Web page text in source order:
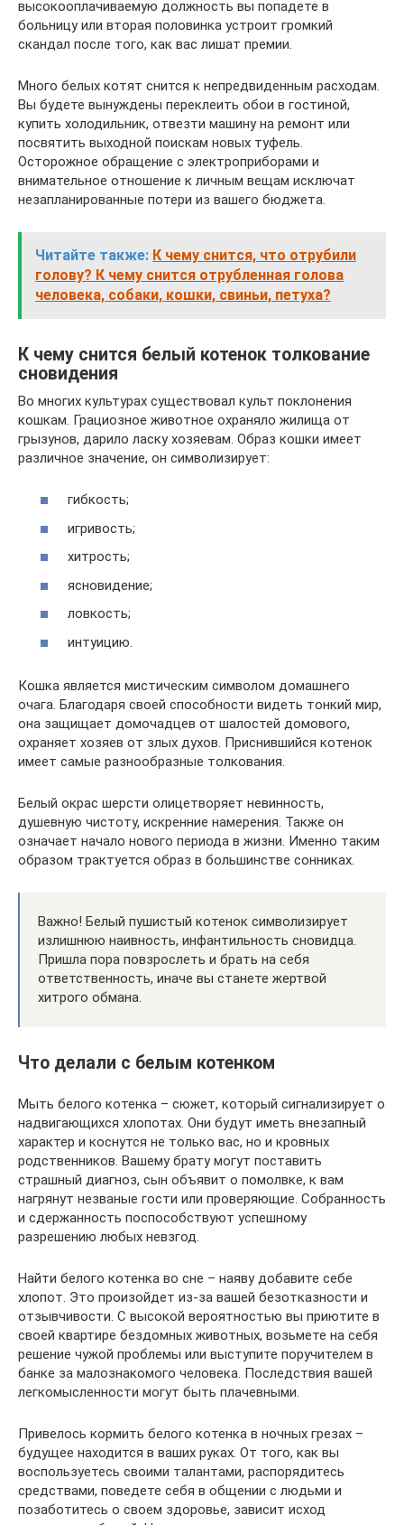
высокооплачиваемую должность вы попадете в
больницу или вторая половинка устроит громкий
скандал после того, как вас лишат премии.
Много белых котят снится к непредвиденным расходам.
Вы будете вынуждены переклеить обои в гостиной,
купить холодильник, отвезти машину на ремонт или
посвятить выходной поискам новых туфель.
Осторожное обращение с электроприборами и
внимательное отношение к личным вещам исключат
незапланированные потери из вашего бюджета.
Читайте также: К чему снится, что отрубили
голову? К чему снится отрубленная голова
человека, собаки, кошки, свиньи, петуха?
К чему снится белый котенок толкование
сновидения
Во многих культурах существовал культ поклонения
кошкам. Грациозное животное охраняло жилища от
грызунов, дарило ласку хозяевам. Образ кошки имеет
различное значение, он символизирует:
гибкость;
игривость;
хитрость;
ясновидение;
ловкость;
интуицию.
Кошка является мистическим символом домашнего
очага. Благодаря своей способности видеть тонкий мир,
она защищает домочадцев от шалостей домового,
охраняет хозяев от злых духов. Приснившийся котенок
имеет самые разнообразные толкования.
Белый окрас шерсти олицетворяет невинность,
душевную чистоту, искренние намерения. Также он
означает начало нового периода в жизни. Именно таким
образом трактуется образ в большинстве сонниках.
Важно! Белый пушистый котенок символизирует
излишнюю наивность, инфантильность сновидца.
Пришла пора повзрослеть и брать на себя
ответственность, иначе вы станете жертвой
хитрого обмана.
Что делали с белым котенком
Мыть белого котенка – сюжет, который сигнализирует о
надвигающихся хлопотах. Они будут иметь внезапный
характер и коснутся не только вас, но и кровных
родственников. Вашему брату могут поставить
страшный диагноз, сын объявит о помолвке, к вам
нагрянут незваные гости или проверяющие. Собранность
и сдержанность поспособствуют успешному
разрешению любых невзгод.
Найти белого котенка во сне – наяву добавите себе
хлопот. Это произойдет из-за вашей безотказности и
отзывчивости. С высокой вероятностью вы приютите в
своей квартире бездомных животных, возьмете на себя
решение чужой проблемы или выступите поручителем в
банке за малознакомого человека. Последствия вашей
легкомысленности могут быть плачевными.
Привелось кормить белого котенка в ночных грезах –
будущее находится в ваших руках. От того, как вы
воспользуетесь своими талантами, распорядитесь
средствами, поведете себя в общении с людьми и
позаботитесь о своем здоровье, зависит исход